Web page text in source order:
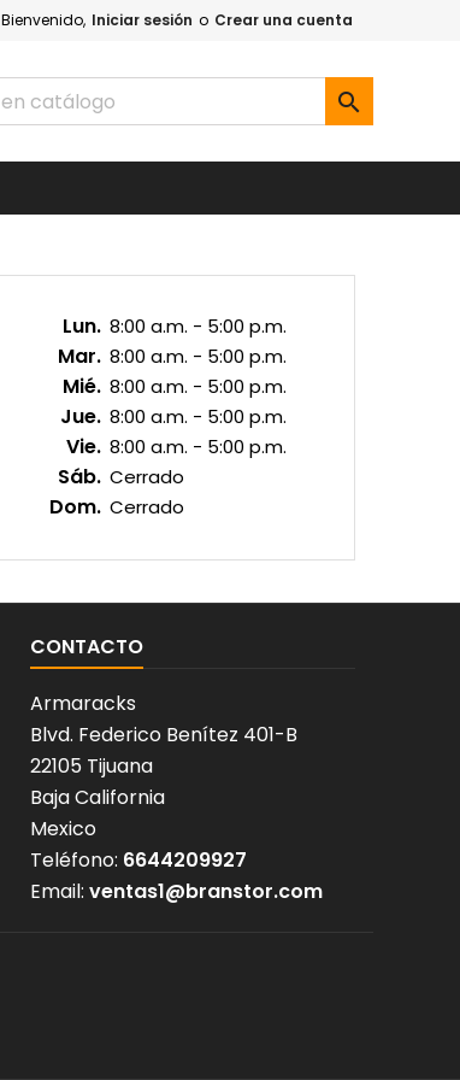
Bienvenido, Iniciar sesión o Crear una cuenta

Lun. 8:00 a.m. - 5:00 p.m.
Mar. 8:00 a.m. - 5:00 p.m.
Mié. 8:00 a.m. - 5:00 p.m.
Jue. 8:00 a.m. - 5:00 p.m.
Vie. 8:00 a.m. - 5:00 p.m.
Sáb. Cerrado
Dom. Cerrado
CONTACTO
Armaracks
Blvd. Federico Benítez 401-B
22105 Tijuana
Baja California
Mexico
Teléfono: 6644209927
Email: ventas1@branstor.com